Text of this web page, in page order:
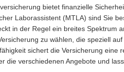
bietet finanzielle
Laborassistent (MTLA) sind Sie
in der Regel ein breites Spektrum
zu wählen, die speziell
sichert die Versicherung
die verschiedenen Angebote und